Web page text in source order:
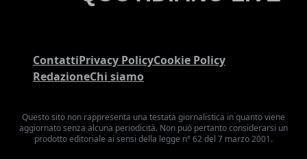
ContattiPrivacy PolicyCookie Policy
RedazioneChi siamo
Questo sito non rappresenta una testata giornalistica in quanto viene
aggiornato senza alcuna periodicità. Non può pertanto considerarsi un
prodotto editoriale ai sensi della legge n° 62 del 7 marzo 2001.